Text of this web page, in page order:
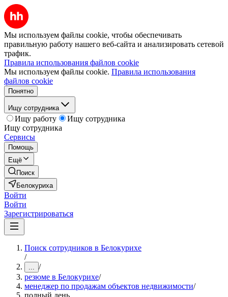
Мы используем файлы cookie, чтобы обеспечивать
правильную работу нашего веб-сайта и анализировать сетевой
трафик.
Правила использования файлов cookie
Мы используем файлы cookie. Правила использования
файлов cookie
Понятно
Ищу сотрудника
Ищу работу
Ищу сотрудника
Ищу сотрудника
Сервисы
Помощь
Ещё
Поиск
Белокуриха
Войти
Войти
Зарегистрироваться
Поиск сотрудников в Белокурихе
/
... /
резюме в Белокурихе/
менеджер по продажам объектов недвижимости/
полный день